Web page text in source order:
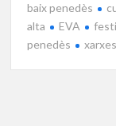
baix penedès
alta
EVA
penedès